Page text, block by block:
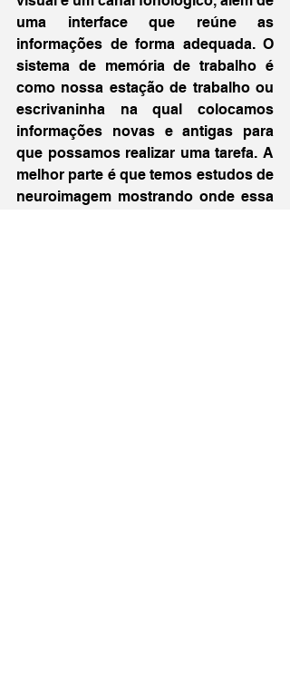
uma interface que reúne as
informações de forma adequada. O
sistema de memória de trabalho é
como nossa estação de trabalho ou
escrivaninha na qual colocamos
informações novas e antigas para
que possamos realizar uma tarefa. A
melhor parte é que temos estudos de
neuroimagem mostrando onde essa